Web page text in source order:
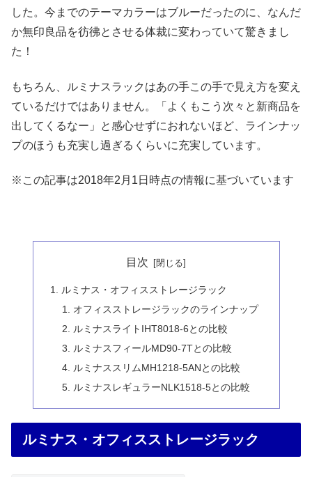
した。今までのテーマカラーはブルーだったのに、なんだ
か無印良品を彷彿とさせる体裁に変わっていて驚きまし
た！
もちろん、ルミナスラックはあの手この手で見え方を変え
ているだけではありません。「よくもこう次々と新商品を
出してくるなー」と感心せずにおれないほど、ラインナッ
プのほうも充実し過ぎるくらいに充実しています。
※この記事は2018年2月1日時点の情報に基づいています
目次
ルミナス・オフィスストレージラック
オフィスストレージラックのラインナップ
ルミナスライトIHT8018-6との比較
ルミナスフィールMD90-7Tとの比較
ルミナススリムMH1218-5ANとの比較
ルミナスレギュラーNLK1518-5との比較
ルミナス・オフィスストレージラック